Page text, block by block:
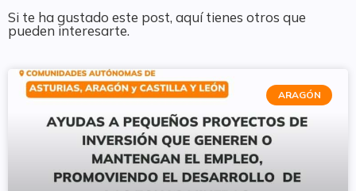
Si te ha gustado este post, aquí tienes otros que
pueden interesarte.
ARAGÓN